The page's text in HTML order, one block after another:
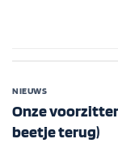
NIEUWS
Onze
beetje terug)